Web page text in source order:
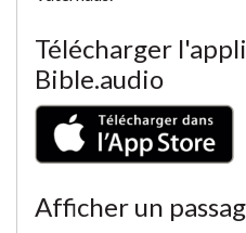
Télécharger
Bible.audio
Afficher un